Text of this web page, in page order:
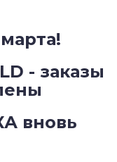
- заказы
вновь